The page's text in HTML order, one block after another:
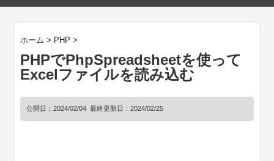
ホーム > PHP >
PHPでPhpSpreadsheetを使って
Excelファイルを読み込む
公開日：2024/02/04 最終更新日：2024/02/25